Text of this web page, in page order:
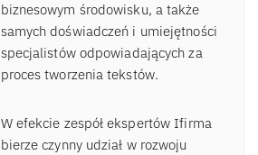
biznesowym środowisku, a także
samych doświadczeń i umiejętności
specjalistów odpowiadających za
proces tworzenia tekstów.
W efekcie zespół ekspertów Ifirma
bierze czynny udział w rozwoju